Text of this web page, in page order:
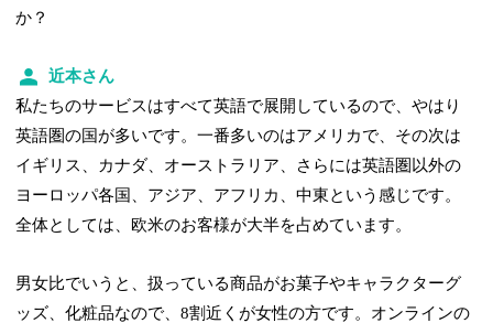
か？
近本さん
私たちのサービスはすべて英語で展開しているので、やはり
英語圏の国が多いです。一番多いのはアメリカで、その次は
イギリス、カナダ、オーストラリア、さらには英語圏以外の
ヨーロッパ各国、アジア、アフリカ、中東という感じです。
全体としては、欧米のお客様が大半を占めています。
男女比でいうと、扱っている商品がお菓子やキャラクターグ
ッズ、化粧品なので、8割近くが女性の方です。オンラインの